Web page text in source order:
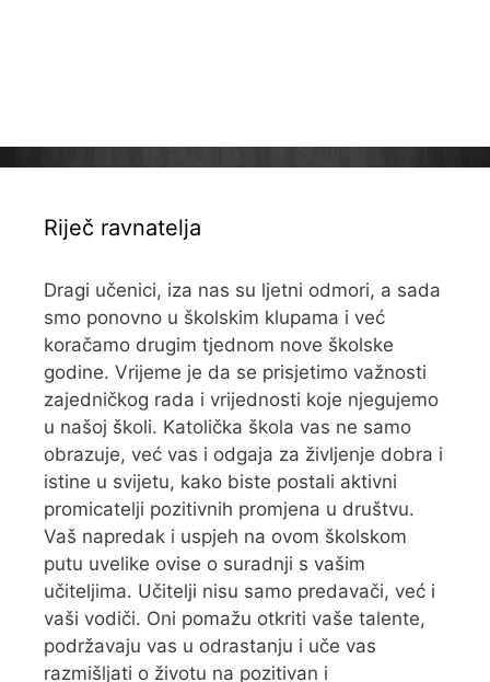
Riječ ravnatelja
Dragi učenici, iza nas su ljetni odmori, a sada
smo ponovno u školskim klupama i već
koračamo drugim tjednom nove školske
godine. Vrijeme je da se prisjetimo važnosti
zajedničkog rada i vrijednosti koje njegujemo
u našoj školi. Katolička škola vas ne samo
obrazuje, već vas i odgaja za življenje dobra i
istine u svijetu, kako biste postali aktivni
promicatelji pozitivnih promjena u društvu.
Vaš napredak i uspjeh na ovom školskom
putu uvelike ovise o suradnji s vašim
učiteljima. Učitelji nisu samo predavači, već i
vaši vodiči. Oni pomažu otkriti vaše talente,
podržavaju vas u odrastanju i uče vas
razmišljati o životu na pozitivan i